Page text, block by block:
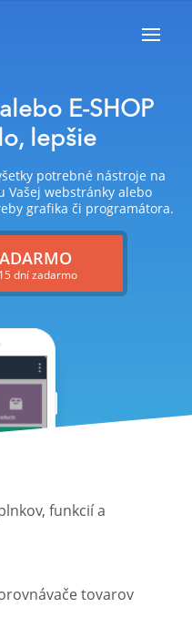
E-SHOP
lepšie
potrebné nástroje na
Vašej webstránky alebo
grafika či programátora.
dní zadarmo
funkcií a
tovarov